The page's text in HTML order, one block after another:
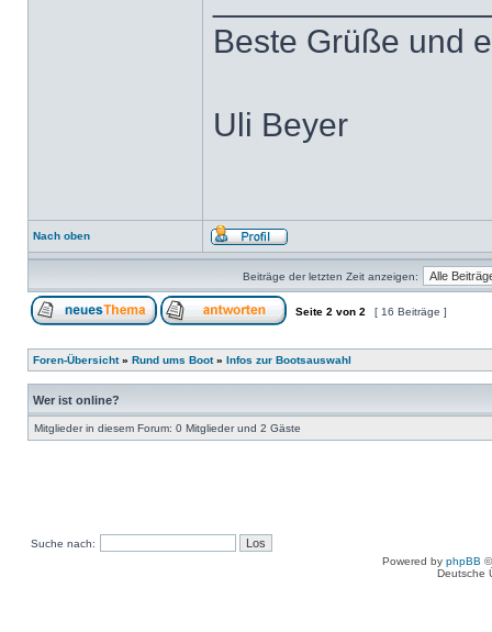
Beste Grüße und
Uli Beyer
Nach oben
Beiträge der letzten Zeit anzeigen:
Seite 2 von 2 [ 16 Beiträge ]
Foren-Übersicht» Rund ums Boot» Infos zur Bootsauswahl
Wer ist online?
Mitglieder in diesem Forum: 0 Mitglieder und 2 Gäste
Suche nach:
Powered by phpBB
Deutsche